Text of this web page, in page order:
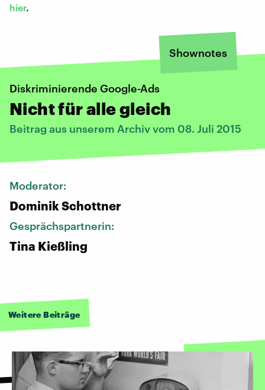
hier.
Shownotes
Diskriminierende Google-Ads
Nicht für alle gleich
Beitrag aus unserem Archiv vom 08. Juli 2015
Moderator:
Dominik Schottner
Gesprächspartnerin:
Tina Kießling
Weitere Beiträge